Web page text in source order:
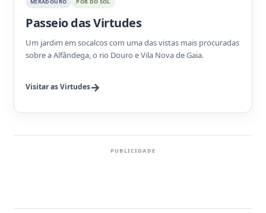
MIRADOURO PÔR DO SOL
Passeio das Virtudes
Um jardim em socalcos com uma das vistas mais procuradas
sobre a Alfândega, o rio Douro e Vila Nova de Gaia.
Visitar as Virtudes
PUBLICIDADE